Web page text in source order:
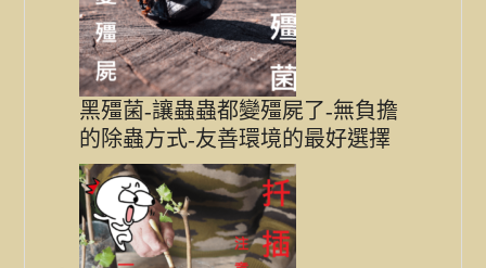
黑殭菌-讓蟲蟲都變殭屍了-無負擔
的除蟲方式-友善環境的最好選擇